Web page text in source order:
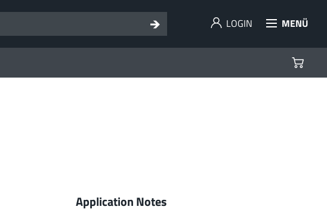
LOGIN MENÜ
Application Notes